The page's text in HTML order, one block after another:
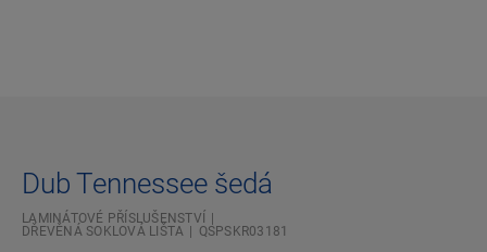
Dub Tennessee šedá
LAMINÁTOVÉ PŘÍSLUŠENSTVÍ
DŘEVĚNÁ SOKLOVÁ LIŠTA
QSPSKR03181